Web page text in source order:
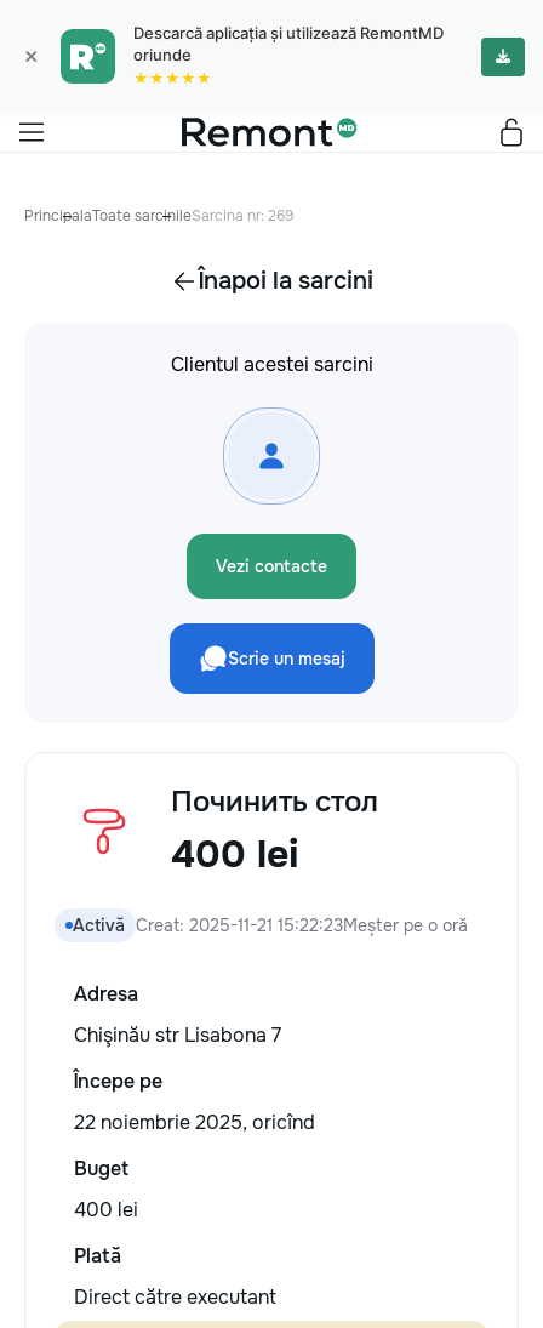
×
Descarcă aplicația și utilizează RemontMD
oriunde
★★★★★
PrincipalaToate sarcinileSarcina nr: 269
Înapoi la sarcini
Clientul acestei sarcini
Vezi contacte
Scrie un mesaj
Починить стол
400 lei
Activă Creat: 2025-11-21 15:22:23Meșter pe o oră
Adresa
Chişinău str Lisabona 7
Începe pe
22 noiembrie 2025, oricînd
Buget
400 lei
Plată
Direct către executant